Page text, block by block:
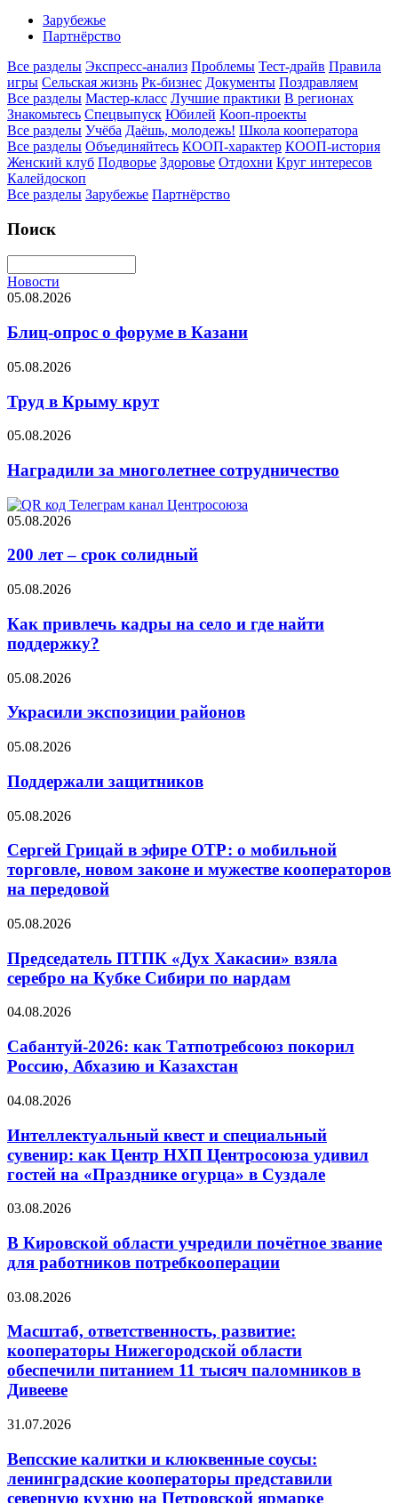
Зарубежье
Партнёрство
Все разделы Экспресс-анализ Проблемы Тест-драйв Правила
игры Сельская жизнь Рк-бизнес Документы Поздравляем
Все разделы Мастер-класс Лучшие практики В регионах
Знакомьтесь Спецвыпуск Юбилей Кооп-проекты
Все разделы Учёба Даёшь, молодежь! Школа кооператора
Все разделы Объединяйтесь КООП-характер КООП-история
Женский клуб Подворье Здоровье Отдохни Круг интересов
Калейдоскоп
Все разделы Зарубежье Партнёрство
Поиск
Новости
05.08.2026
Блиц-опрос о форуме в Казани
05.08.2026
Труд в Крыму крут
05.08.2026
Наградили за многолетнее сотрудничество
05.08.2026
200 лет – срок солидный
05.08.2026
Как привлечь кадры на село и где найти
поддержку?
05.08.2026
Украсили экспозиции районов
05.08.2026
Поддержали защитников
05.08.2026
Сергей Грицай в эфире ОТР: о мобильной
торговле, новом законе и мужестве кооператоров
на передовой
05.08.2026
Председатель ПТПК «Дух Хакасии» взяла
серебро на Кубке Сибири по нардам
04.08.2026
Сабантуй-2026: как Татпотребсоюз покорил
Россию, Абхазию и Казахстан
04.08.2026
Интеллектуальный квест и специальный
сувенир: как Центр НХП Центросоюза удивил
гостей на «Празднике огурца» в Суздале
03.08.2026
В Кировской области учредили почётное звание
для работников потребкооперации
03.08.2026
Масштаб, ответственность, развитие:
кооператоры Нижегородской области
обеспечили питанием 11 тысяч паломников в
Дивееве
31.07.2026
Вепсские калитки и клюквенные соусы:
ленинградские кооператоры представили
северную кухню на Петровской ярмарке